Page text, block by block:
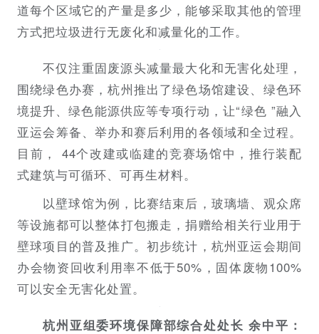
道每个区域它的产量是多少，能够采取其他的管理
方式把垃圾进行无废化和减量化的工作。
不仅注重固废源头减量最大化和无害化处理，
围绕绿色办赛，杭州推出了绿色场馆建设、绿色环
境提升、绿色能源供应等专项行动，让“绿色 ”融入
亚运会筹备、举办和赛后利用的各领域和全过程。
目前， 44个改建或临建的竞赛场馆中，推行装配
式建筑与可循环、可再生材料。
以壁球馆为例，比赛结束后，玻璃墙、观众席
等设施都可以整体打包搬走，捐赠给相关行业用于
壁球项目的普及推广。初步统计，杭州亚运会期间
办会物资回收利用率不低于50%，固体废物100%
可以安全无害化处置。
杭州亚组委环境保障部综合处处长 余中平：